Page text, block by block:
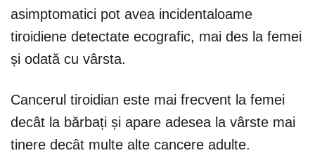
asimptomatici pot avea incidentaloame
tiroidiene detectate ecografic, mai des la femei
și odată cu vârsta.
Cancerul tiroidian este mai frecvent la femei
decât la bărbați și apare adesea la vârste mai
tinere decât multe alte cancere adulte.